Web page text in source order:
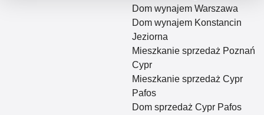
Dom wynajem Warszawa
Dom wynajem Konstancin
Jeziorna
Mieszkanie sprzedaż Poznań
Cypr
Mieszkanie sprzedaż Cypr
Pafos
Dom sprzedaż Cypr Pafos